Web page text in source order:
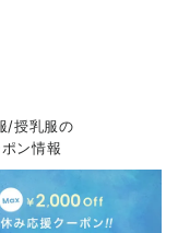
/授乳服の
ン情報